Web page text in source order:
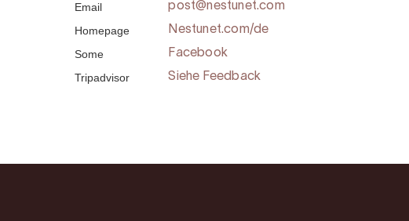
Email post@nestunet.com
Homepage Nestunet.com/de
Some Facebook
Tripadvisor Siehe Feedback